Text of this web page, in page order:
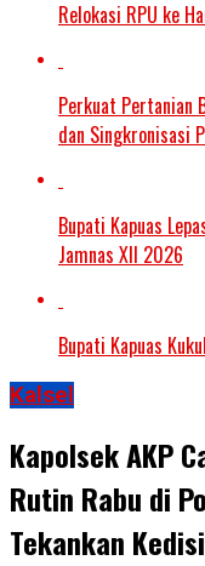
Relokasi RPU ke
Perkuat Pertanian
dan Singkronisasi
Bupati Kapuas
Jamnas XII 2026
Bupati Kapuas
Kalsel
Kapolsek AKP
Rutin Rabu di
Tekankan